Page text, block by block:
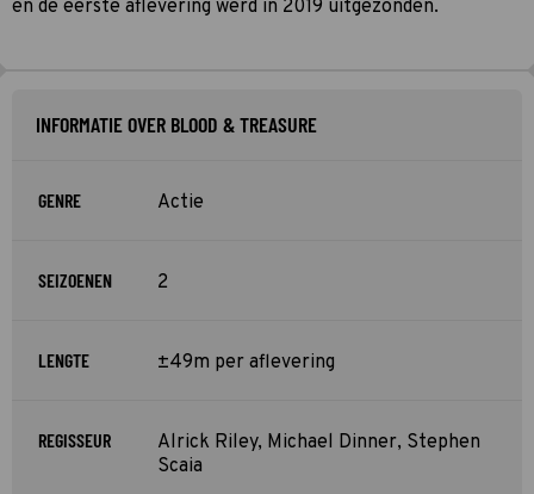
en de eerste aflevering werd in 2019 uitgezonden.
INFORMATIE OVER BLOOD & TREASURE
GENRE Actie
SEIZOENEN 2
LENGTE ±49m per aflevering
REGISSEUR
Alrick Riley, Michael Dinner, Stephen
Scaia